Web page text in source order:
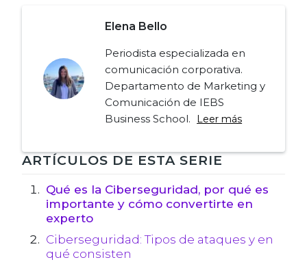
Elena Bello
Periodista especializada en
comunicación corporativa.
Departamento de Marketing y
Comunicación de IEBS
Business School.
Leer más
Navegación
de
entradas
ARTÍCULOS DE ESTA SERIE
Qué es la Ciberseguridad, por qué es
importante y cómo convertirte en
experto
Ciberseguridad: Tipos de ataques y en
qué consisten